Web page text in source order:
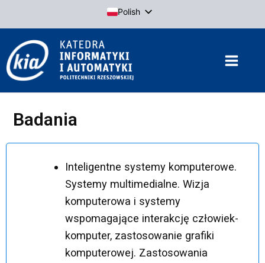
treści
Polish
English
Badania
Inteligentne systemy komputerowe.
Systemy multimedialne. Wizja
komputerowa i systemy
wspomagające interakcję człowiek-
komputer, zastosowanie grafiki
komputerowej. Zastosowania